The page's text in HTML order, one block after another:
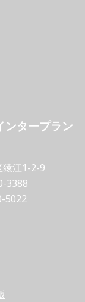
ンタープラン
猿江1-2-9
3388
5022